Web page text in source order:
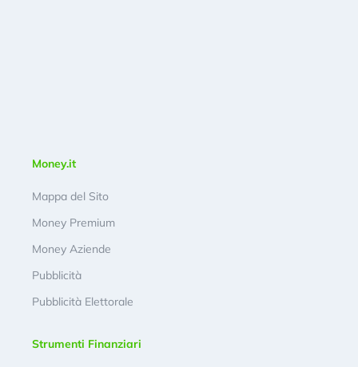
Money.it
Mappa del Sito
Money Premium
Money Aziende
Pubblicità
Pubblicità Elettorale
Strumenti Finanziari